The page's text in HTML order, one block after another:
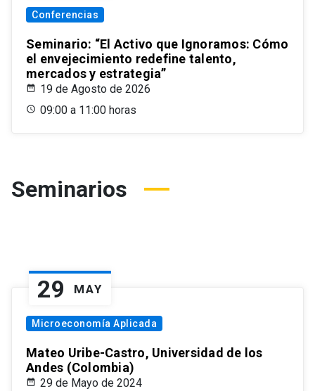
Conferencias
Seminario: “El Activo que Ignoramos: Cómo
el envejecimiento redefine talento,
mercados y estrategia”
19 de Agosto de 2026
09:00 a 11:00 horas
Seminarios
29 MAY
Microeconomía Aplicada
Mateo Uribe-Castro, Universidad de los
Andes (Colombia)
29 de Mayo de 2024